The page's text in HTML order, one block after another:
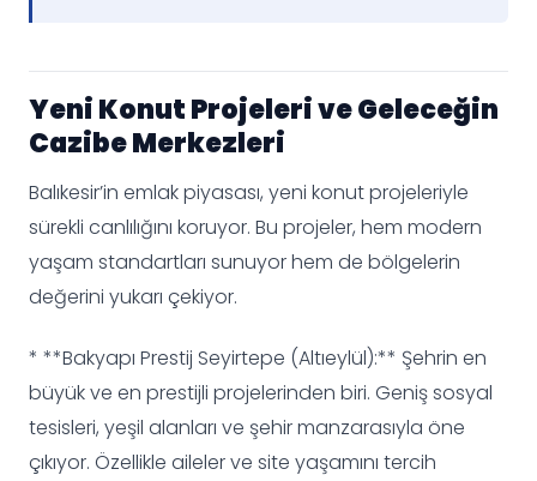
Yeni Konut Projeleri ve Geleceğin
Cazibe Merkezleri
Balıkesir’in emlak piyasası, yeni konut projeleriyle
sürekli canlılığını koruyor. Bu projeler, hem modern
yaşam standartları sunuyor hem de bölgelerin
değerini yukarı çekiyor.
* **Bakyapı Prestij Seyirtepe (Altıeylül):** Şehrin en
büyük ve en prestijli projelerinden biri. Geniş sosyal
tesisleri, yeşil alanları ve şehir manzarasıyla öne
çıkıyor. Özellikle aileler ve site yaşamını tercih